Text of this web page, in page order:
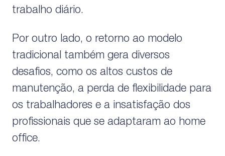
trabalho diário.
Por outro lado, o retorno ao modelo
tradicional também gera diversos
desafios, como os altos custos de
manutenção, a perda de flexibilidade para
os trabalhadores e a insatisfação dos
profissionais que se adaptaram ao home
office.